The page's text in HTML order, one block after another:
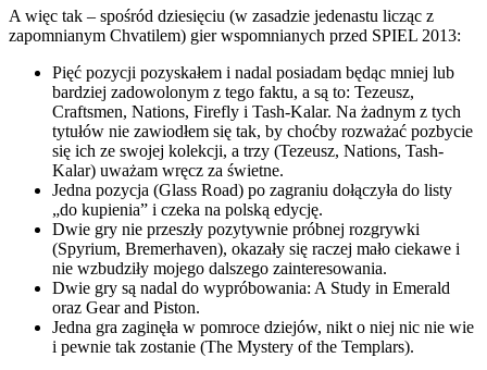
A więc tak – spośród dziesięciu (w zasadzie jedenastu licząc z
zapomnianym Chvatilem) gier wspomnianych przed SPIEL 2013:
Pięć pozycji pozyskałem i nadal posiadam będąc mniej lub
bardziej zadowolonym z tego faktu, a są to: Tezeusz,
Craftsmen, Nations, Firefly i Tash-Kalar. Na żadnym z tych
tytułów nie zawiodłem się tak, by choćby rozważać pozbycie
się ich ze swojej kolekcji, a trzy (Tezeusz, Nations, Tash-
Kalar) uważam wręcz za świetne.
Jedna pozycja (Glass Road) po zagraniu dołączyła do listy
„do kupienia” i czeka na polską edycję.
Dwie gry nie przeszły pozytywnie próbnej rozgrywki
(Spyrium, Bremerhaven), okazały się raczej mało ciekawe i
nie wzbudziły mojego dalszego zainteresowania.
Dwie gry są nadal do wypróbowania: A Study in Emerald
oraz Gear and Piston.
Jedna gra zaginęła w pomroce dziejów, nikt o niej nic nie wie
i pewnie tak zostanie (The Mystery of the Templars).